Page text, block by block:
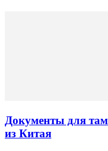
Документы для
из Китая